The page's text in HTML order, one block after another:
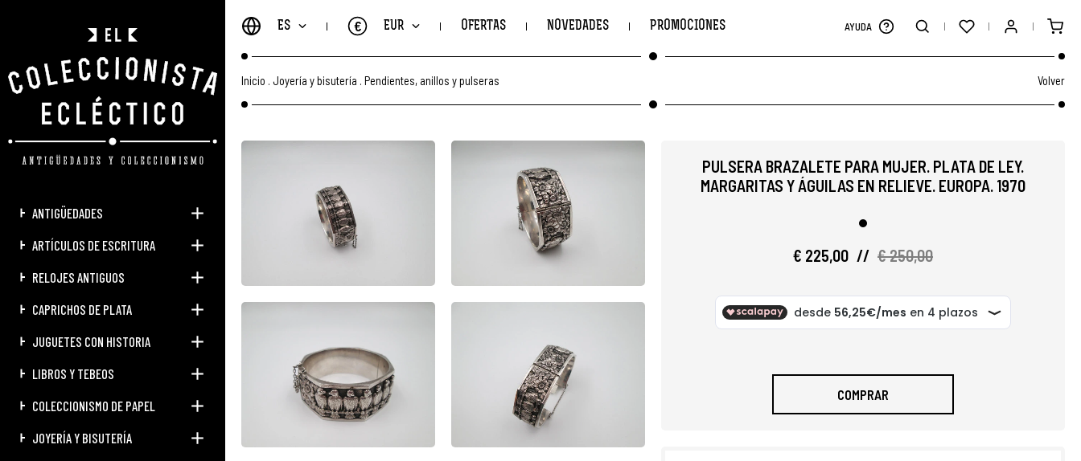
ANTIGÜEDADES
ARTÍCULOS DE ESCRITURA
RELOJES ANTIGUOS
CAPRICHOS DE PLATA
JUGUETES CON HISTORIA
LIBROS Y TEBEOS
COLECCIONISMO DE PAPEL
JOYERÍA Y BISUTERÍA
ES EUR
€ OFERTAS NOVEDADES PROMOCIONES AYUDA
Inicio Joyería y bisutería Pendientes, anillos y pulseras Volver
PULSERA BRAZALETE PARA MUJER. PLATA DE LEY.
MARGARITAS Y ÁGUILAS EN RELIEVE. EUROPA. 1970
€ 225,00 // € 250,00
COMPRAR